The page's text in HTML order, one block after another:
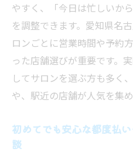
やすく、「今日は忙しいか
を調整できます。愛知県名
ロンごとに営業時間や予約
った店舗選びが重要です。
してサロンを選ぶ方も多く
や、駅近の店舗が人気を集め
初めてでも安心な都度払
談